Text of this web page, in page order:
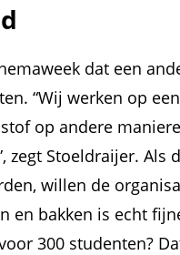
dat een
“Wij werken op
op andere
zegt Stoeldraijer. Als
willen de
en bakken is echt
300 studenten?